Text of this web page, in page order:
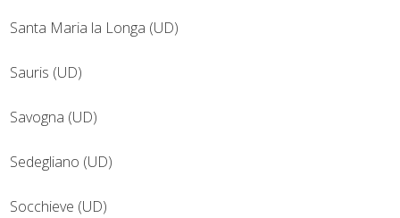
Santa Maria la Longa (UD)
Sauris (UD)
Savogna (UD)
Sedegliano (UD)
Socchieve (UD)